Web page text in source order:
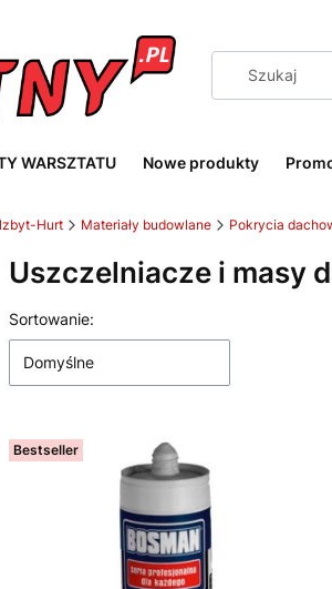
WARSZTATU Nowe produkty
Hurt Materiały budowlane Pokrycia
Uszczelniacze i masy
Lista produktów
Sortowanie:
Domyślne
Bestseller